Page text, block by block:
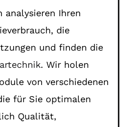
analysieren Ihren
die
und finden die
. Wir holen
von verschiedenen
für Sie optimalen
Qualität,